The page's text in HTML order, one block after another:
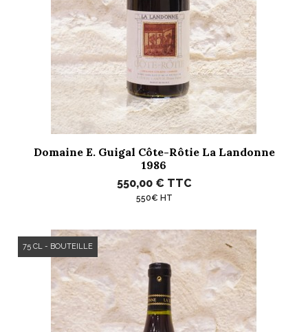
Domaine E. Guigal Côte-Rôtie La Landonne
1986
550,00 € TTC
550€ HT
75 CL - BOUTEILLE